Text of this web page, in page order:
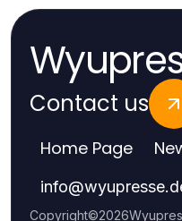
Contact us
Home Page
info@
Copyright©2026